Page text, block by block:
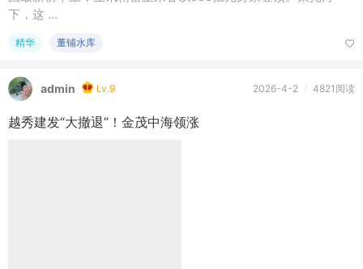
下，这 ...
精华 董铺水库
admin Lv.9 2026-4-2 / 4821阅读
越秀建发“大撤退”！金茂中海领涨